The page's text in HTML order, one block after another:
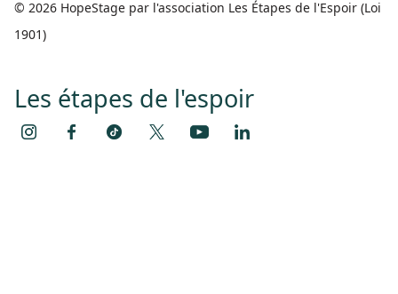
© 2026 HopeStage par l'association Les Étapes de l'Espoir (Loi
1901)
Les étapes de l'espoir